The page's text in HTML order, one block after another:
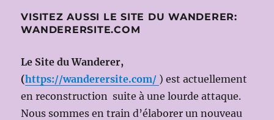
27
MAI
MEISTER;
en
scène:
VISITEZ AUSSI LE SITE DU WANDERER:
WANDERERSITE.COM
Le Site du Wanderer,
(https://wanderersite.com/ ) est actuellement
en reconstruction suite à une lourde attaque.
Nous sommes en train d’élaborer un nouveau